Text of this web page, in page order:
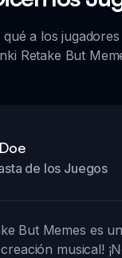
qué a los
Retake But
de los Juegos
But Memes es
musical!